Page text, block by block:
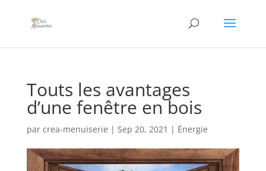
Touts les avantages
d’une fenêtre en bois
par crea-menuiserie | Sep 20, 2021 | Énergie